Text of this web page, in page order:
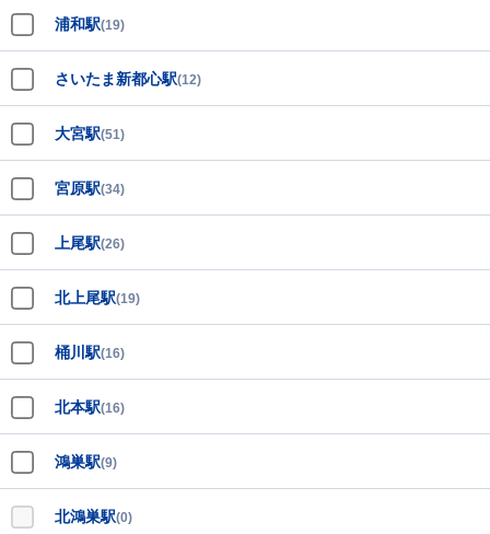
浦和駅(19)
さいたま新都心駅(12)
大宮駅(51)
宮原駅(34)
上尾駅(26)
北上尾駅(19)
桶川駅(16)
北本駅(16)
鴻巣駅(9)
北鴻巣駅(0)